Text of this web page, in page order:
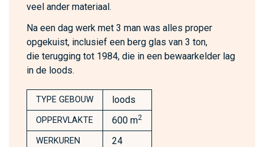
veel ander materiaal.
Na een dag werk met 3 man was alles proper
opgekuist, inclusief een berg glas van 3 ton,
die terugging tot 1984, die in een bewaarkelder lag
in de loods.
TYPE GEBOUW loods
OPPERVLAKTE 600 m2
WERKUREN 24